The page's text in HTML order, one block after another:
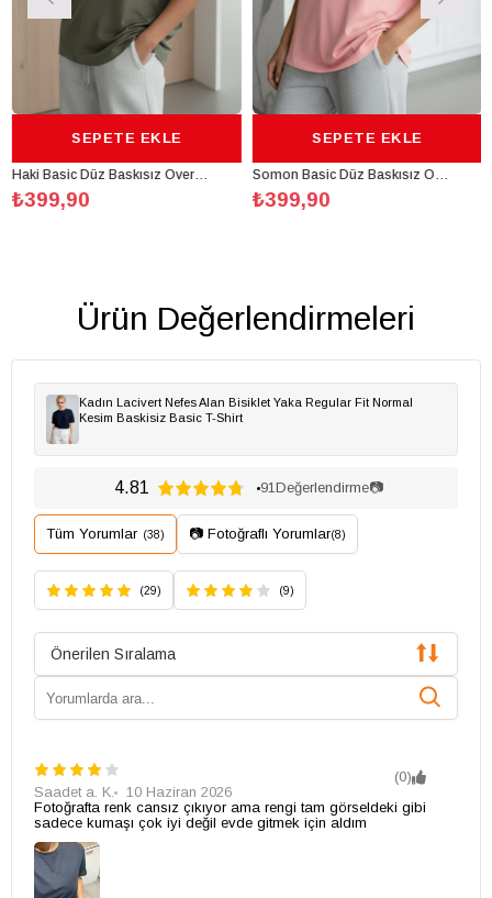
SEPETE EKLE
Haki Basic Düz Baskısız Oversize Salas Boyfriend Kadın T-Shirt
SEPETE EKLE
Somon Basic Düz Baskısız Oversize Salas Boyfriend Kadın T-Shirt
₺399,90
Ürün Değerlendirmeleri
Kadın Lacivert Nefes Alan Bisiklet Yaka Regular Fit Normal
Kesim Baskisiz Basic T-Shirt
4.81 91Değerlendirme📷
Tüm Yorumlar (38) 📷 Fotoğraflı Yorumlar(8)
(29) (9)
Önerilen Sıralama
(0)
Saadet a. K.
10 Haziran 2026
Fotoğrafta renk cansız çıkıyor ama rengi tam görseldeki gibi
sadece kumaşı çok iyi değil evde gitmek için aldım